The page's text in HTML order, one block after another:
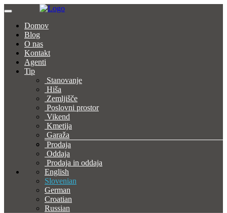
Domov
Blog
O nas
Kontakt
Agenti
Tip
Stanovanje
Hiša
Zemljišče
Poslovni prostor
Vikend
Kmetija
Garaža
Prodaja
Oddaja
Prodaja in oddaja
English
Slovenian
German
Croatian
Russian